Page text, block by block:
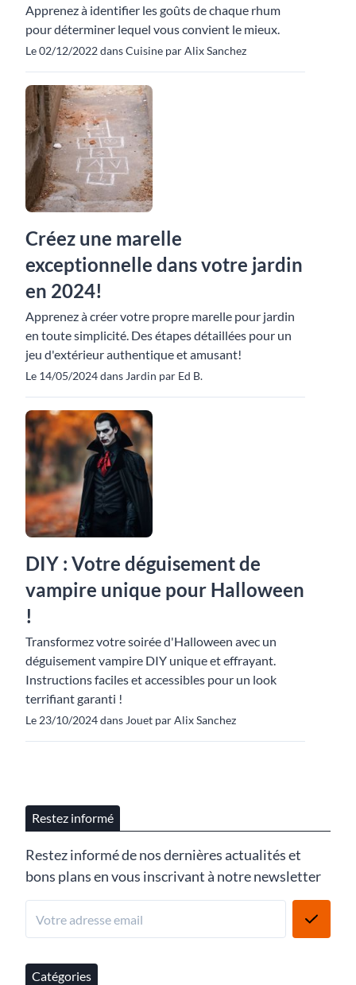
Apprenez à identifier les goûts de chaque rhum
pour déterminer lequel vous convient le mieux.
Le 02/12/2022 dans Cuisine par Alix Sanchez
Créez une marelle
exceptionnelle dans votre jardin
en 2024!
Apprenez à créer votre propre marelle pour jardin
en toute simplicité. Des étapes détaillées pour un
jeu d'extérieur authentique et amusant!
Le 14/05/2024 dans Jardin par Ed B.
DIY : Votre déguisement de
vampire unique pour Halloween
!
Transformez votre soirée d'Halloween avec un
déguisement vampire DIY unique et effrayant.
Instructions faciles et accessibles pour un look
terrifiant garanti !
Le 23/10/2024 dans Jouet par Alix Sanchez
Restez informé
Restez informé de nos dernières actualités et
bons plans en vous inscrivant à notre newsletter
Catégories